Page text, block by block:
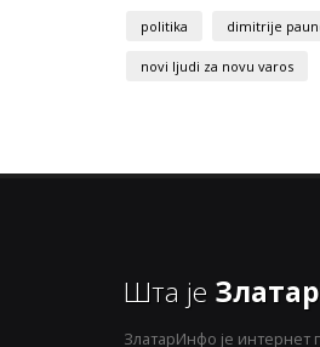
politika dimitrije
novi ljudi za novu varos
Шта је Златар
ЗлатарИнфо је интернет